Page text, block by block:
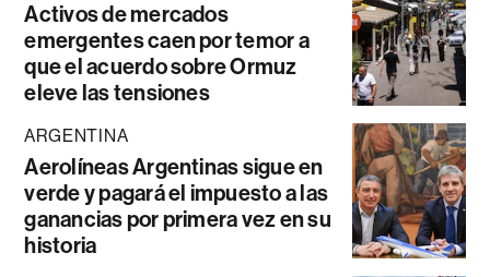
Activos de mercados
emergentes caen por temor a
que el acuerdo sobre Ormuz
eleve las tensiones
ARGENTINA
Aerolíneas Argentinas sigue en
verde y pagará el impuesto a las
ganancias por primera vez en su
historia